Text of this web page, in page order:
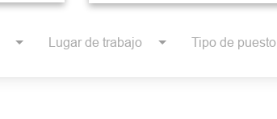
Lugar de trabajo Tipo de puesto